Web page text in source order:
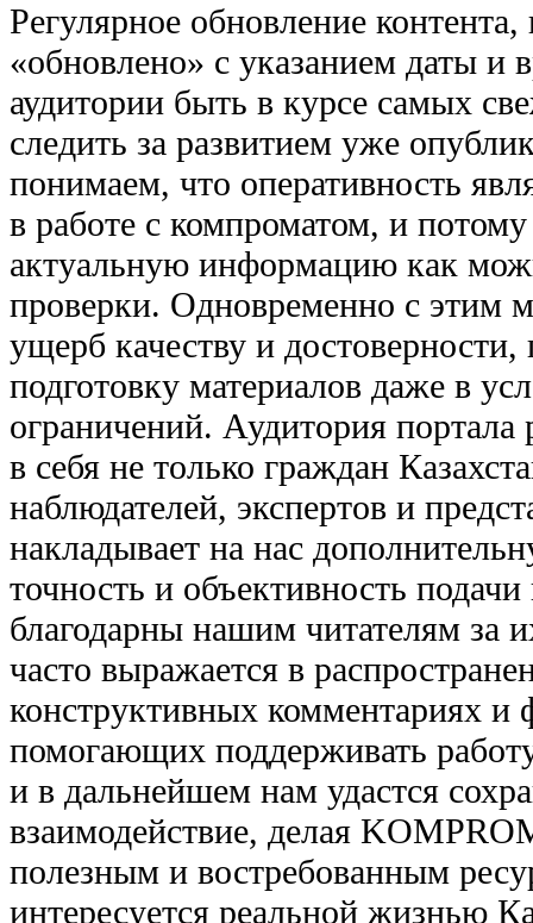
Регулярное обновление
«обновлено» с указанием даты и
аудитории быть в курсе самых
следить за развитием уже
понимаем, что оперативность
в работе с компроматом, и
актуальную информацию как
проверки. Одновременно с этим
ущерб качеству и
подготовку материалов даже в
ограничений. Аудитория портала
в себя не только граждан
наблюдателей, экспертов и
накладывает на нас
точность и объективность
благодарны нашим читателям за
часто выражается в
конструктивных комментариях и
помогающих поддерживать
и в дальнейшем нам удастся
взаимодействие, делая
полезным и востребованным
интересуется реальной жизнью